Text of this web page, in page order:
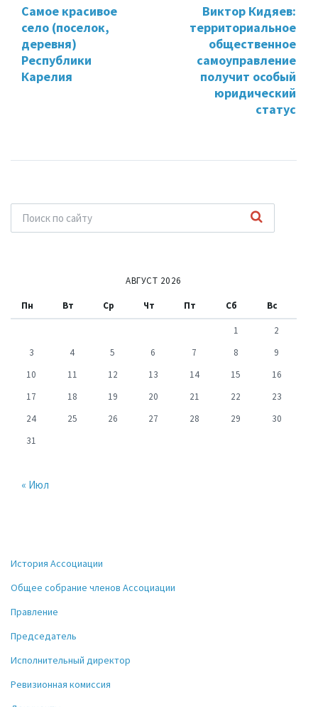
Самое красивое
село (поселок,
деревня)
Республики
Карелия
Виктор Кидяев:
территориальное
общественное
самоуправление
получит особый
юридический
статус
АВГУСТ 2026
Пн Вт Ср Чт Пт Сб Вс
1
2
3
4 5 6 7 8
9
10
11 12 13 14 15
16
17
18 19 20 21 22
23
24
25 26 27 28 29
30
31
« Июл
История Ассоциации
Общее собрание членов Ассоциации
Правление
Председатель
Исполнительный директор
Ревизионная комиссия